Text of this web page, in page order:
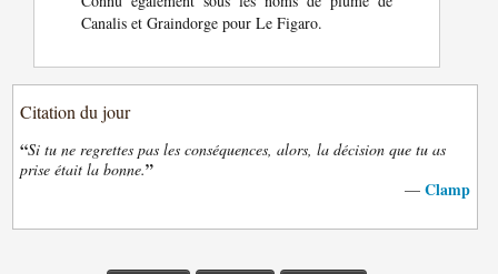
Canalis et Graindorge pour Le Figaro.
Citation du jour
“Si tu ne regrettes pas les conséquences, alors, la décision que tu as
prise était la bonne.”
— Clamp